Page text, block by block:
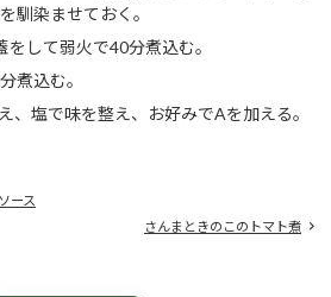
馴染ませておく。
して弱火で40分煮込む。
煮込む。
、塩で味を整え、お好みでAを加える。
ース
さんまときのこのトマト煮